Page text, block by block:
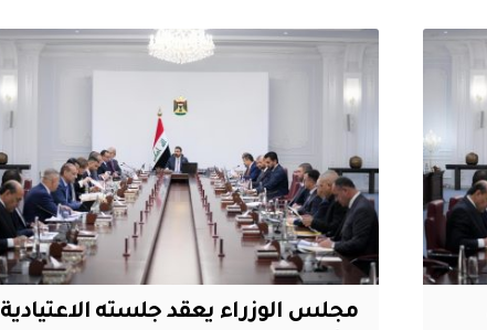
مجلس الوزراء يعقد جلسته الاعتيادية